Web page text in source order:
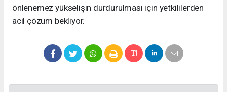
önlenemez yükselişin durdurulması için yetkililerden
acil çözüm bekliyor.